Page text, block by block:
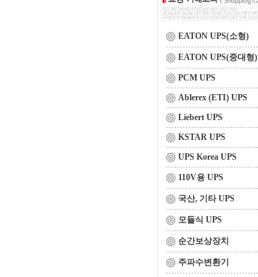
EATON UPS(소형)
EATON UPS(중대형)
PCM UPS
Ablerex (ETI) UPS
Liebert UPS
KSTAR UPS
UPS Korea UPS
110V용 UPS
국산, 기타 UPS
모듈식 UPS
순간보상장치
주파수변환기